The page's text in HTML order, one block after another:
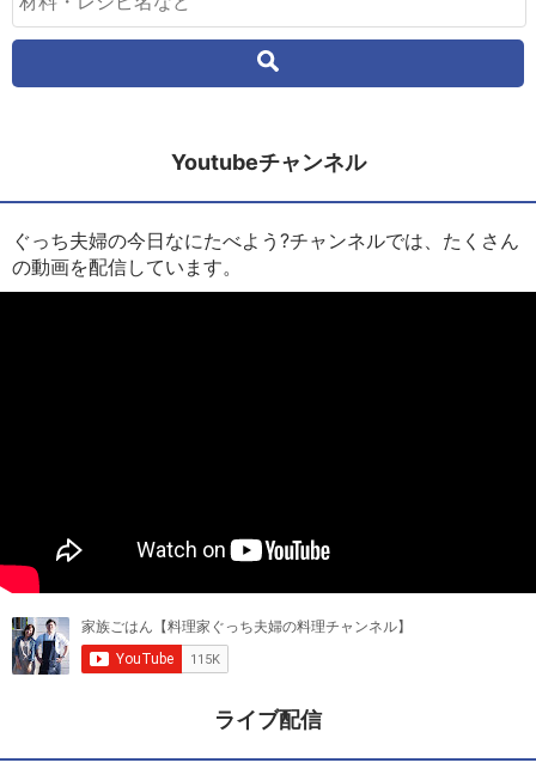
Youtubeチャンネル
ぐっち夫婦の今日なにたべよう?チャンネルでは、たくさん
の動画を配信しています。
ライブ配信